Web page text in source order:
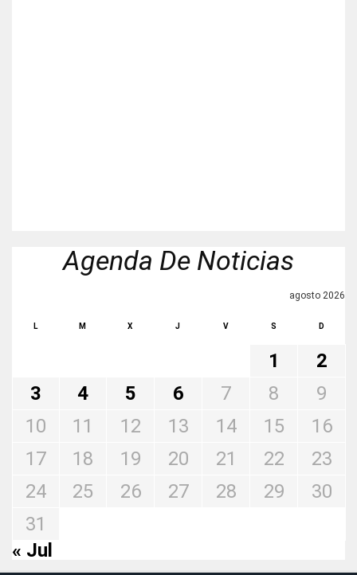
Agenda De Noticias
agosto 2026
L M X J V S D
1
2
3
4 5 6 7 8
9
10
11 12 13 14 15
16
17
18 19 20 21 22
23
24
25 26 27 28 29
30
31
« Jul